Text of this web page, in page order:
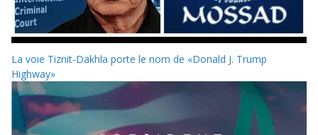
La voie Tiznit-Dakhla porte le nom de «Donald J. Trump
Highway»